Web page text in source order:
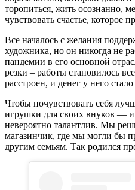
торопиться, жить осознанно,
чувствовать счастье, которое
Все началось с желания
художника, но он никогда не
пандемии в его основной
резки – работы становилось
расстроен, и денег у него стало
Чтобы почувствовать себя
игрушки для своих внуков —
невероятно талантлив. Мы
магазинчик, где мы могли бы
другим семьям. Так родился